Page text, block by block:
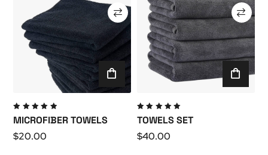
MICROFIBER TOWELS
Valutato
5.00su
$20.00
TOWELS SET
Valutato
5.00 su
$40.00